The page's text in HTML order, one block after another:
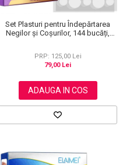
Set Plasturi pentru Îndepărtarea
Negilor și Coșurilor, 144 bucăți,
PRP: 125,00 Lei
79,00 Lei
ADAUGA IN COS